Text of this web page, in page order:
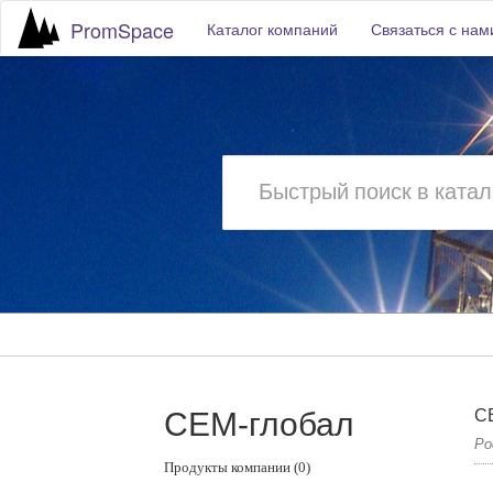
PromSpace Каталог компаний Связаться с
СЕМ-глобал
Продукты компании (0)